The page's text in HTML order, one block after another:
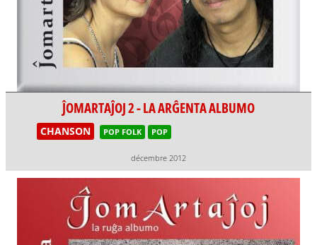
ĴOMARTAĴOJ 2 - LA ARĜENTA ALBUMO
CHANSON POP FOLK POP
décembre 2012